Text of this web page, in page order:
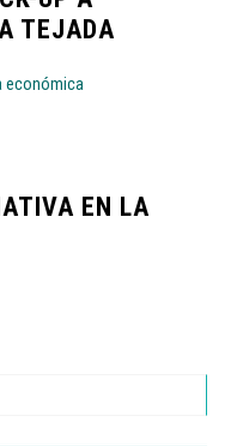
TEJADA
EN LA